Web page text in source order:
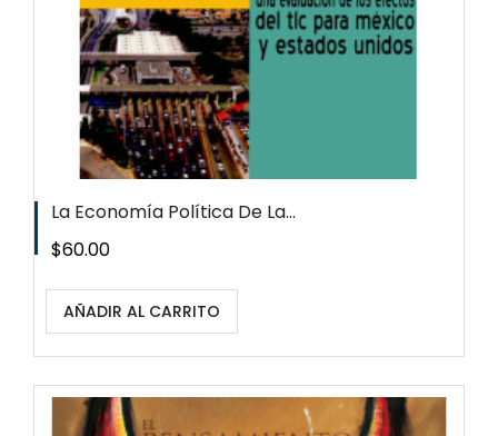
La Economía Política De La...
Precio
$60.00
AÑADIR AL CARRITO